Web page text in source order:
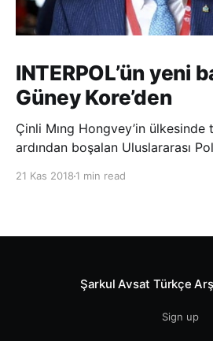
INTERPOL’ün yeni
Güney Kore’den
Çinli Mıng Hongvey’in ülkesinde
ardından boşalan Uluslararası
21 Kas 2018 1 min read
Şarkul Avsat Türkçe
Sign up